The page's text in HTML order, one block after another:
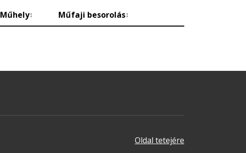
Műhely↕ Műfaji besorolás↕
Oldal tetejére